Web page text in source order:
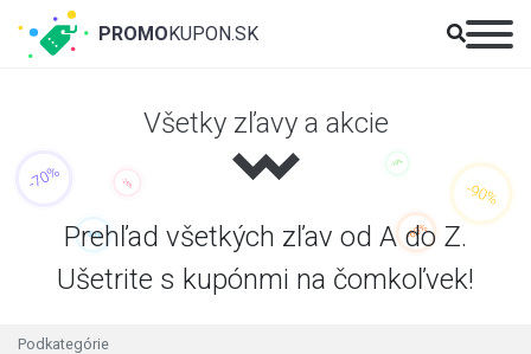
Všetky zľavy a akcie
Prehľad všetkých zľav od A do Z.
Ušetrite s kupónmi na čomkoľvek!
Podkategórie
PROMOKUPON.SK